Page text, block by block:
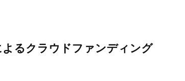
よるクラウドファンディング